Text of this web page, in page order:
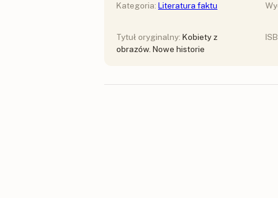
Kategoria: Literatura faktu
Tytuł oryginalny: Kobiety z
obrazów. Nowe historie